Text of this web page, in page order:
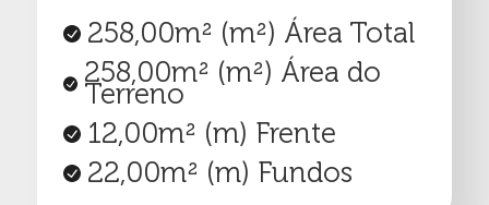
258,00m² (m²) Área Total
258,00m² (m²) Área do
Terreno
12,00m² (m) Frente
22,00m² (m) Fundos